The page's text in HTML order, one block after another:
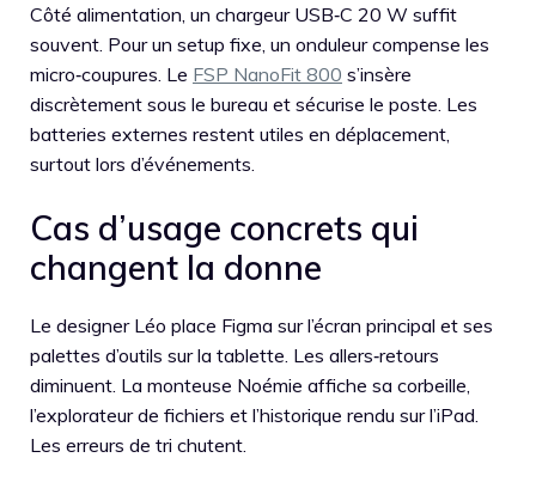
Côté alimentation, un chargeur USB‑C 20 W suffit
souvent. Pour un setup fixe, un onduleur compense les
micro‑coupures. Le FSP NanoFit 800 s’insère
discrètement sous le bureau et sécurise le poste. Les
batteries externes restent utiles en déplacement,
surtout lors d’événements.
Cas d’usage concrets qui
changent la donne
Le designer Léo place Figma sur l’écran principal et ses
palettes d’outils sur la tablette. Les allers‑retours
diminuent. La monteuse Noémie affiche sa corbeille,
l’explorateur de fichiers et l’historique rendu sur l’iPad.
Les erreurs de tri chutent.